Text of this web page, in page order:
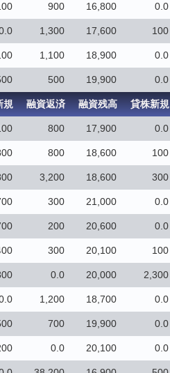
900 16,800 0.0
1,300 17,600 100
1,100 18,900 0.0
500 19,900 0.0
規 融資返済 融資残高 貸株新規
800 17,900 0.0
800 18,600 100
3,200 18,600 300
300 21,000 0.0
200 20,600 0.0
300 20,100 100
0.0 20,000 2,300
1,200 18,700 0.0
700 19,900 0.0
0.0 20,100 0.0